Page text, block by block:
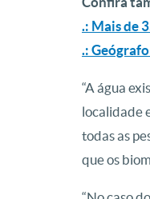
.: Mais de
.:
“A água
localidade
todas as
que os